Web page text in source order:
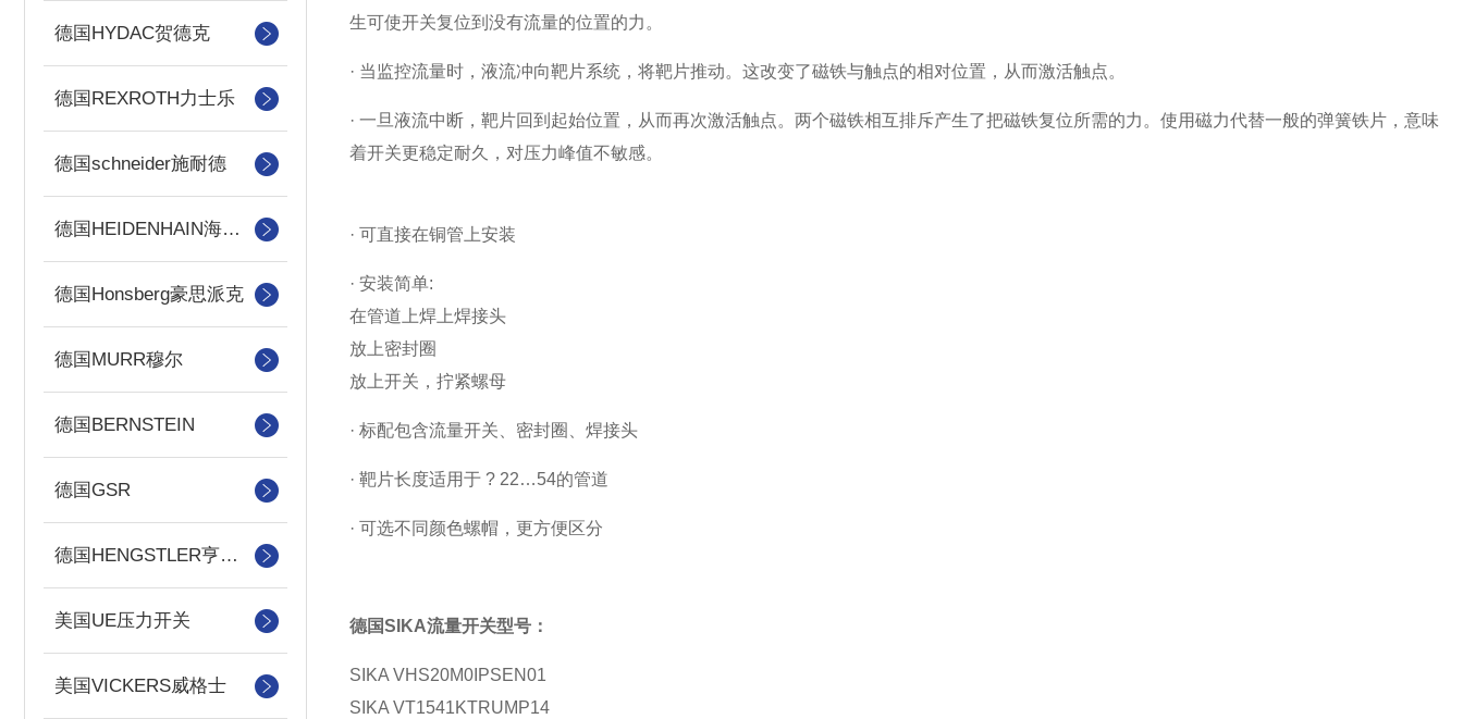
德国HYDAC贺德克
德国REXROTH力士乐
德国schneider施耐德
德国HEIDENHAIN海德汉
德国Honsberg豪思派克
德国MURR穆尔
德国BERNSTEIN
德国GSR
德国HENGSTLER亨士乐
美国UE压力开关
美国VICKERS威格士
生可使开关复位到没有流量的位置的力。
· 当监控流量时，液流冲向靶片系统，将靶片推动。这改变了磁铁与触点的相对位置，从而激活触点。
· 一旦液流中断，靶片回到起始位置，从而再次激活触点。两个磁铁相互排斥产生了把磁铁复位所需的力。使用磁力代替一般的弹簧铁片，意味
着开关更稳定耐久，对压力峰值不敏感。
· 可直接在铜管上安装
· 安装简单:
在管道上焊上焊接头
放上密封圈
放上开关，拧紧螺母
· 标配包含流量开关、密封圈、焊接头
· 靶片长度适用于 ? 22…54的管道
· 可选不同颜色螺帽，更方便区分
德国SIKA流量开关型号：
SIKA VHS20M0IPSEN01
SIKA VT1541KTRUMP14